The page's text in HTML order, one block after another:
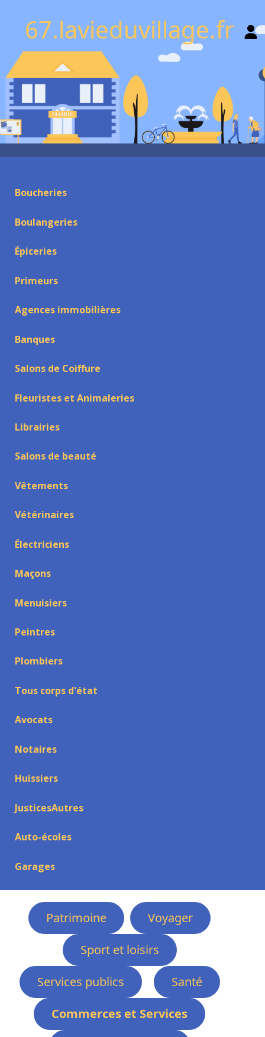
67.lavieduvillage.fr
Boucheries
Boulangeries
Épiceries
Primeurs
Agences immobilières
Banques
Salons de Coiffure
Fleuristes et Animaleries
Librairies
Salons de beauté
Vêtements
Vétérinaires
Électriciens
Maçons
Menuisiers
Peintres
Plombiers
Tous corps d'état
Avocats
Notaires
Huissiers
JusticesAutres
Auto-écoles
Garages
Patrimoine
Voyager
Sport et loisirs
Services publics
Santé
Commerces et Services